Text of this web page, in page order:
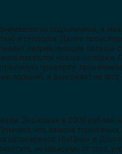
на подъемнике, и
и суппорта. Далее
направляющие
новые колодки.
проверку:
поршня), и выезжает на
Экономия в 2000
что замена
«БИЗон» в
независимо от того,